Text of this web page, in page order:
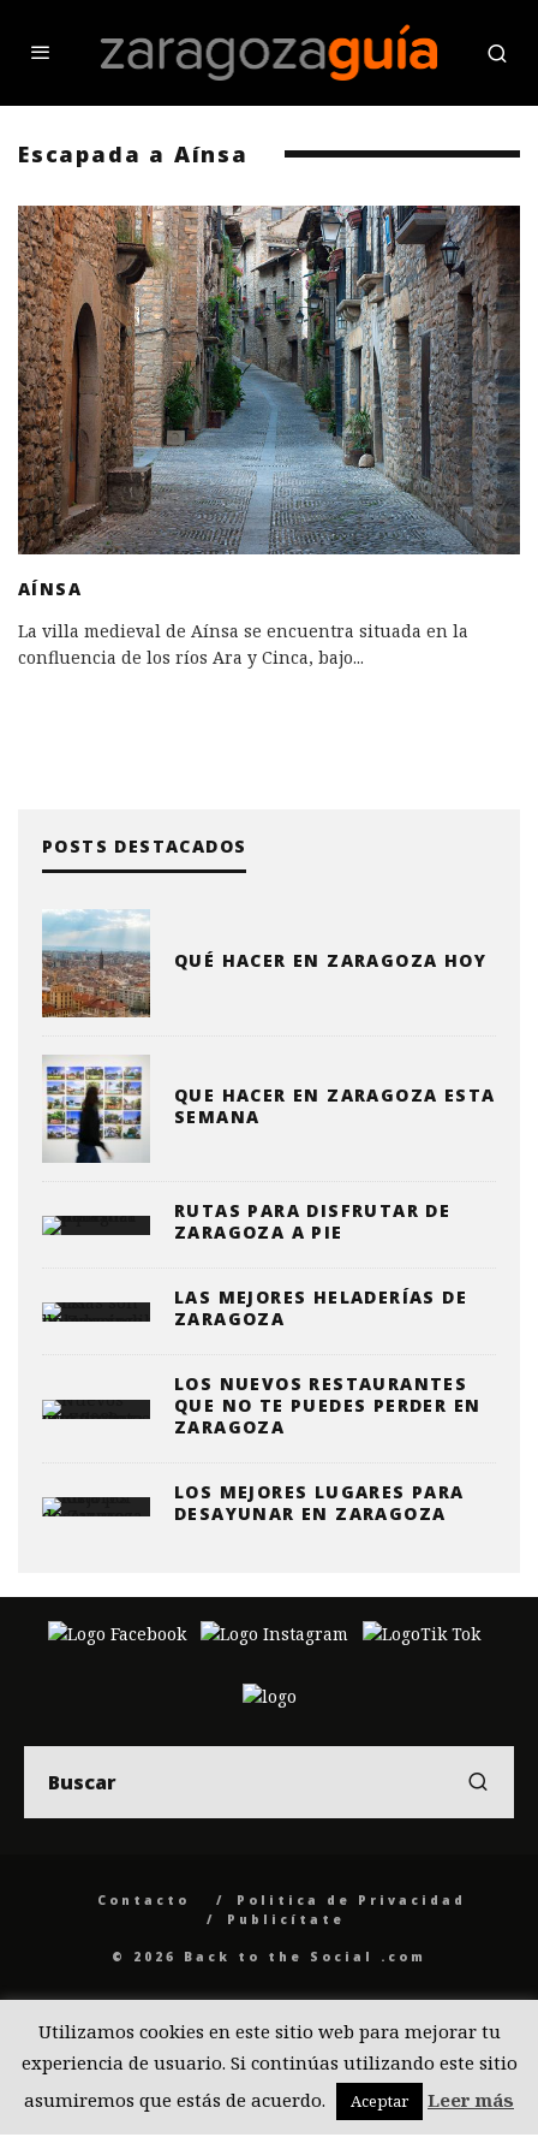
Escapada a Aínsa
AÍNSA
La villa medieval de Aínsa se encuentra situada en la
confluencia de los ríos Ara y Cinca, bajo...
POSTS DESTACADOS
QUÉ HACER EN ZARAGOZA HOY
QUE HACER EN ZARAGOZA ESTA
SEMANA
RUTAS PARA DISFRUTAR DE
ZARAGOZA A PIE
LAS MEJORES HELADERÍAS DE
ZARAGOZA
LOS NUEVOS RESTAURANTES
QUE NO TE PUEDES PERDER EN
ZARAGOZA
LOS MEJORES LUGARES PARA
DESAYUNAR EN ZARAGOZA
Contacto
Politica de Privacidad
Publicítate
© 2026 Back to the Social .com
Utilizamos cookies en este sitio web para mejorar tu
experiencia de usuario. Si continúas utilizando este sitio
asumiremos que estás de acuerdo.
Aceptar Leer más